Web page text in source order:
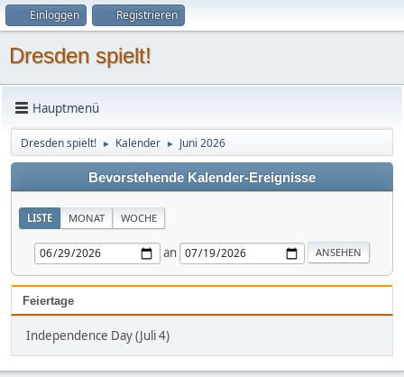
Einloggen Registrieren
Dresden spielt!
Hauptmenü
Dresden spielt! ► Kalender ► Juni 2026
Bevorstehende Kalender-Ereignisse
LISTE MONAT WOCHE
an
Feiertage
Independence Day (Juli 4)